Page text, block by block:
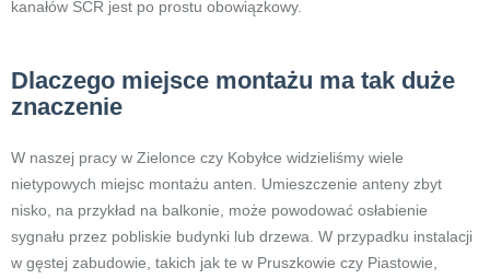
kanałów SCR jest po prostu obowiązkowy.
Dlaczego miejsce montażu ma tak duże
znaczenie
W naszej pracy w Zielonce czy Kobyłce widzieliśmy wiele
nietypowych miejsc montażu anten. Umieszczenie anteny zbyt
nisko, na przykład na balkonie, może powodować osłabienie
sygnału przez pobliskie budynki lub drzewa. W przypadku instalacji
w gęstej zabudowie, takich jak te w Pruszkowie czy Piastowie,